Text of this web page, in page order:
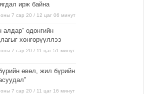
ирж байна
7 сар 20 / 12 цаг 06 минут
алдар” одонгийн
хөнгөрүүллээ
7 сар 20 / 11 цаг 51 минут
өвөл, жил бүрийн
7 сар 20 / 11 цаг 16 минут